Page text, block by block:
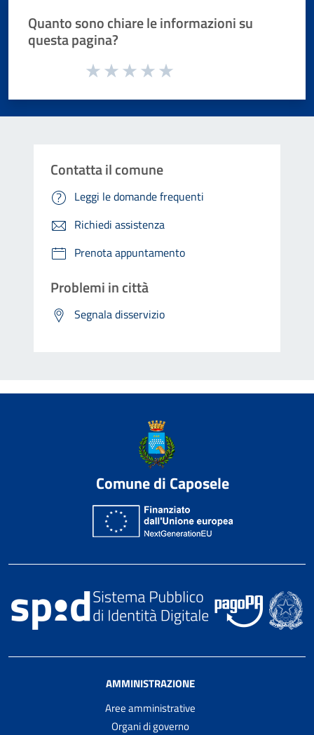
Quanto sono chiare le informazioni su
questa pagina?
Valuta da 1 a 5 stelle la pagina
Contatta il comune
Leggi le domande frequenti
Richiedi assistenza
Prenota appuntamento
Problemi in città
Segnala disservizio
Comune di Caposele
AMMINISTRAZIONE
Aree amministrative
Organi di governo